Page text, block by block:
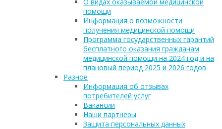
помощи
Информация о возможности
получения медицинской помощи
Программа государственных гарантий
бесплатного оказания гражданам
медицинской помощи на 2024 год и на
плановый период 2025 и 2026 годов
Разное
Информация об отзывах
потребителей услуг
Вакансии
Наши партнеры
Защита персональных данных